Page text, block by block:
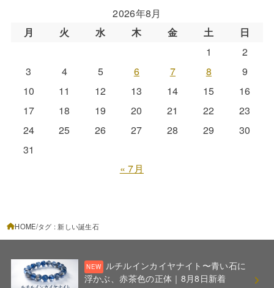
2026年8月
月
火 水 木 金 土
日
1
2
3
4 5 6 7 8
9
10
11 12 13 14 15
16
17
18 19 20 21 22
23
24
25 26 27 28 29
30
31
« 7月
HOME タグ : 新しい誕生石
ルチルインカイヤナイト〜青い石に
浮かぶ、赤茶色の正体｜8月8日新着